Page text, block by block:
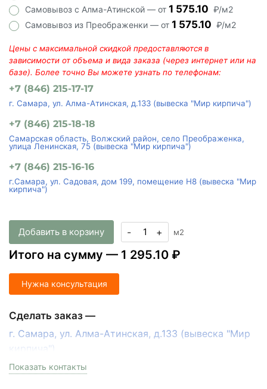
Самовывоз с Алма-Атинской — от 1 575.10 ₽/м2
Самовывоз из Преображенки — от 1 575.10 ₽/м2
Цены с максимальной скидкой предоставляются в
зависимости от объема и вида заказа (через интернет или на
базе). Более точно Вы можете узнать по телефонам:
+7 (846) 215-17-17
г. Самара, ул. Алма-Атинская, д.133 (вывеска "Мир кирпича")
+7 (846) 215-18-18
Самарская область, Волжский район, село Преображенка,
улица Ленинская, 75 (вывеска "Мир кирпича")
+7 (846) 215-16-16
г.Самара, ул. Садовая, дом 199, помещение Н8 (вывеска "Мир
кирпича")
Добавить в корзину - + м2
Итого на сумму — 1 295.10 ₽
Нужна консультация
Сделать заказ —
г. Самара, ул. Алма-Атинская, д.133 (вывеска "Мир
кирпича")
пн-пт с 9:00 до 18:00, сб с 10:00 до 16:00
Показать контакты